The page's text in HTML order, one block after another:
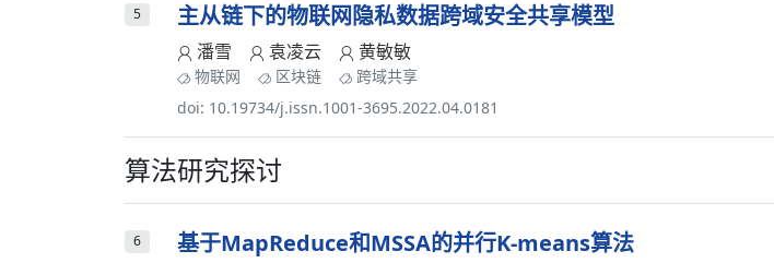
5 主从链下的物联网隐私数据跨域安全共享模型
潘雪 袁凌云 黄敏敏
物联网 区块链
跨域共享
doi: 10.19734/j.issn.1001-3695.2022.04.0181
算法研究探讨
6 基于MapReduce和MSSA的并行K-means算法